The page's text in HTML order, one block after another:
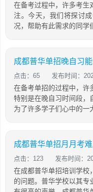
在备考过程中，许多考生
注。今天，我们将探讨
况，帮助有此需求的同学
成都普华单招晚自习
点击：65 发布时间：
在备考单招的过程中，许
特别是在晚自习时间段，
为了许多学子们心中的一
成都普华单招月月考
点击：123 发布时间：
在成都普华单招培训学校
的问题。普华学校以其专